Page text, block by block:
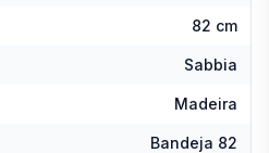
82 cm
Sabbia
Madeira
Bandeja 82